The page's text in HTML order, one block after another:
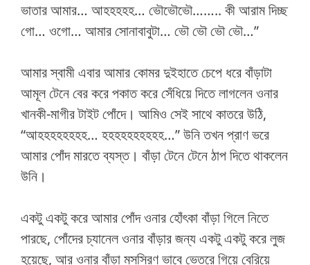
ভাতার আমার… আহহহহহ… ভৌভৌভৌ…….. কী আরাম দিচ্ছ
গো… ওগো… আমার সোনাবাবুটা… ভৌ ভৌ ভৌ ভৌ…”
আমার স্বামী এবার আমার কোমর দুইহাতে চেপে ধরে বাঁড়াটা
আমূল টেনে বের করে পকাত করে সেঁধিয়ে দিতে লাগলেন ওনার
খানকী-মাগীর টাইট পোঁদে। আমিও সেই সাথে কাতরে উঠি,
“আহহহহহহহহ… হহহহহহহহহহ…” উনি তখন প্রাণ ভরে
আমার পোঁদ মারতে ব্যস্ত। বাঁড়া টেনে টেনে ঠাপ দিতে থাকলেন
উনি।
একটু একটু করে আমার পোঁদ ওনার হোঁৎকা বাঁড়া গিলে নিতে
পারছে, পোঁদের চ্যানেল ওনার বাঁড়ার জন্য একটু একটু করে লুজ
হয়েছে, আর ওনার বাঁড়া মসস্রিণ ভাবে ভেতরে গিয়ে বেরিয়ে